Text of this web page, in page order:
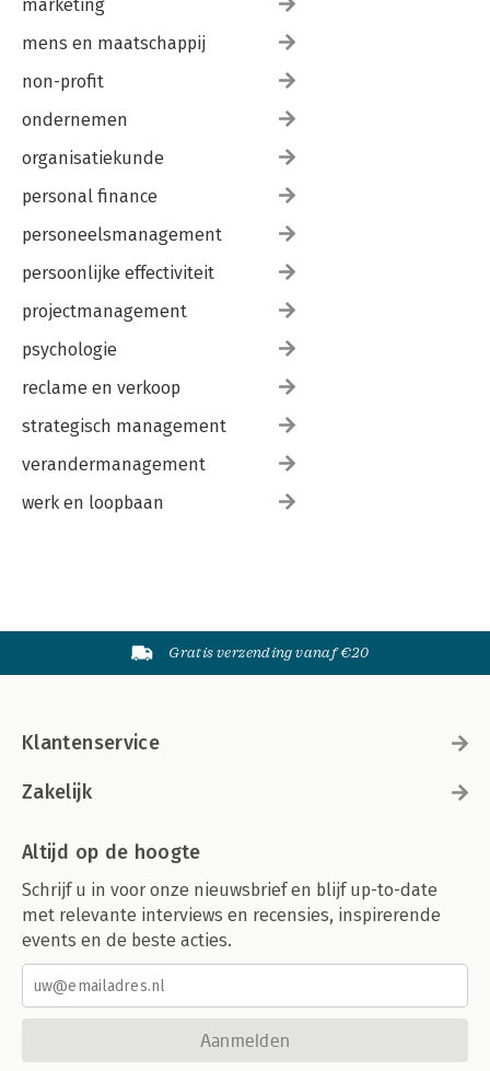
marketing
mens en maatschappij
non-profit
ondernemen
organisatiekunde
personal finance
personeelsmanagement
persoonlijke effectiviteit
projectmanagement
psychologie
reclame en verkoop
strategisch management
verandermanagement
werk en loopbaan
Gratis verzending vanaf €20
Klantenservice
Zakelijk
Altijd op de hoogte
Schrijf u in voor onze nieuwsbrief en blijf up-to-date
met relevante interviews en recensies, inspirerende
events en de beste acties.
Aanmelden